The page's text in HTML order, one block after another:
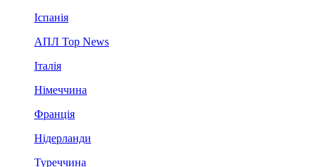
Іспанія
АПЛ Top News
Італія
Німеччина
Франція
Нідерланди
Туреччина